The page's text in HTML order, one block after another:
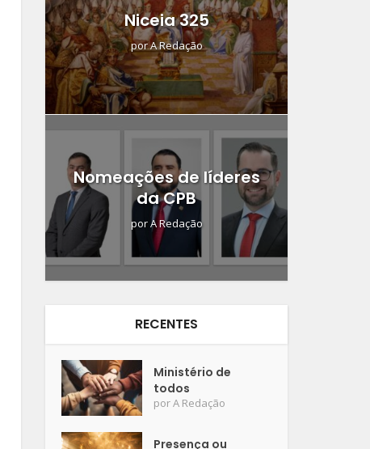
Niceia 325
porA Redação
Nomeações de líderes
da CPB
porA Redação
RECENTES
Ministério de
todos
porA Redação
Presença ou